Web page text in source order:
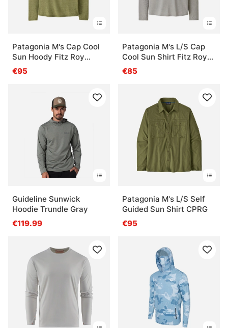
Patagonia M's Cap Cool
Sun Hoody Fitz Roy
Trout CGBX
€95
Patagonia M's L/S Cap
Cool Sun Shirt Fitz Roy
Trout CGSX
€85
Guideline Sunwick
Hoodie Trundle Gray
€119.99
Patagonia M's L/S Self
Guided Sun Shirt CPRG
€95